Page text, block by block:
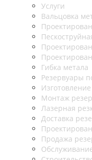
Услуги
Вальцовка
Гибка метала
Резервуары
Монтаж
Лазерная
Доставка
Продажа